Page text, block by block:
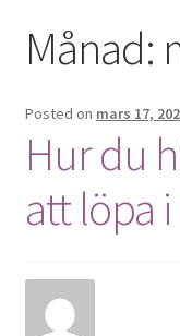
Månad:
Posted on mars 17,
Hur du
att löpa